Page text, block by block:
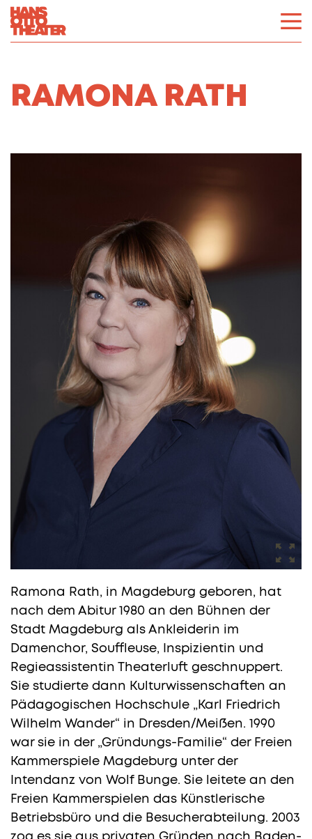
RAMONA RATH
Ramona Rath, in Magdeburg geboren, hat
nach dem Abitur 1980 an den Bühnen der
Stadt Magdeburg als Ankleiderin im
Damenchor, Souffleuse, Inspizientin und
Regieassistentin Theaterluft geschnuppert.
Sie studierte dann Kulturwissenschaften an
Pädagogischen Hochschule „Karl Friedrich
Wilhelm Wander“ in Dresden/Meißen. 1990
war sie in der „Gründungs-Familie“ der Freien
Kammerspiele Magdeburg unter der
Intendanz von Wolf Bunge. Sie leitete an den
Freien Kammerspielen das Künstlerische
Betriebsbüro und die Besucherabteilung. 2003